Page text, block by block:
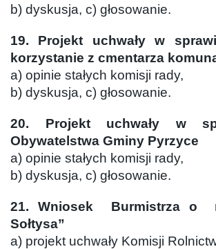
b) dyskusja, c) głosowanie.
19. Projekt uchwały w
korzystanie z cmentarza
a) opinie stałych komisji rady,
b) dyskusja, c) głosowanie.
20. Projekt uchwały w
Obywatelstwa Gminy Pyrzyce
a) opinie stałych komisji rady,
b) dyskusja, c) głosowanie.
21. Wniosek Burmistrza o
Sołtysa”
a) projekt uchwały Komisji